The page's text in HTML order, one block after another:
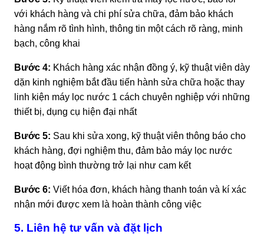
với khách hàng và chi phí sửa chữa, đảm bảo khách
hàng nắm rõ tình hình, thông tin một cách rõ ràng, minh
bạch, công khai
Bước 4: Khách hàng xác nhận đồng ý, kỹ thuật viên dày
dặn kinh nghiệm bắt đầu tiến hành sửa chữa hoặc thay
linh kiện máy lọc nước 1 cách chuyên nghiệp với những
thiết bị, dụng cụ hiện đại nhất
Bước 5: Sau khi sửa xong, kỹ thuật viên thông báo cho
khách hàng, đợi nghiệm thu, đảm bảo máy lọc nước
hoạt động bình thường trở lại như cam kết
Bước 6: Viết hóa đơn, khách hàng thanh toán và kí xác
nhận mới được xem là hoàn thành công việc
5. Liên hệ tư vấn và đặt lịch